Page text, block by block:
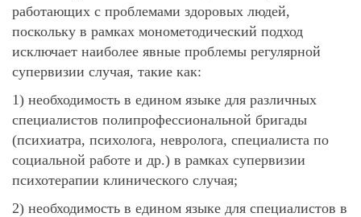
работающих с проблемами здоровых людей,
поскольку в рамках монометодический подход
исключает наиболее явные проблемы регулярной
супервизии случая, такие как:
1) необходимость в едином языке для различных
специалистов полипрофессиональной бригады
(психиатра, психолога, невролога, специалиста по
социальной работе и др.) в рамках супервизии
психотерапии клинического случая;
2) необходимость в едином языке для специалистов в